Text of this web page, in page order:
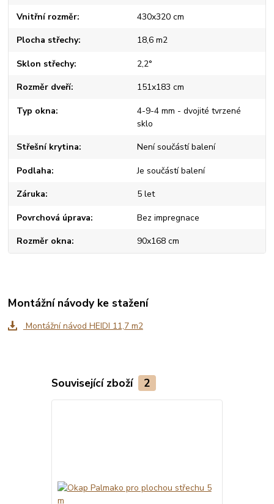
Vnitřní rozměr 430x320 cm
Plocha střechy 18,6 m2
Sklon střechy 2,2°
Rozměr dveří 151x183 cm
Typ okna
4-9-4 mm - dvojité tvrzené
sklo
Střešní krytina Není součástí balení
Podlaha Je součástí balení
Záruka 5 let
Povrchová úprava Bez impregnace
Rozměr okna 90x168 cm
Montážní návody ke stažení
Montážní návod HEIDI 11,7 m2
Související zboží 2